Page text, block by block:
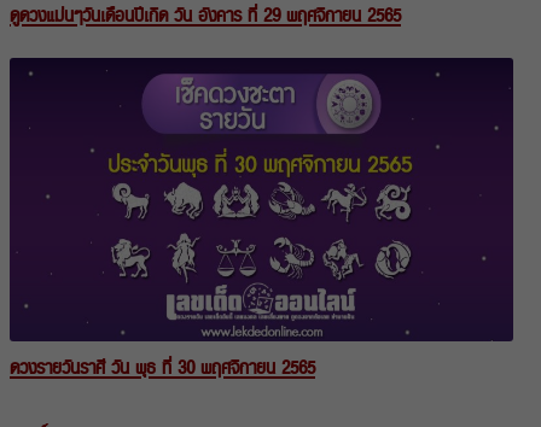
ดูดวงแม่นๆวันเดือนปีเกิด วัน อังคาร ที่ 29 พฤศจิกายน 2565
ดวงรายวันราศี วัน พุธ ที่ 30 พฤศจิกายน 2565